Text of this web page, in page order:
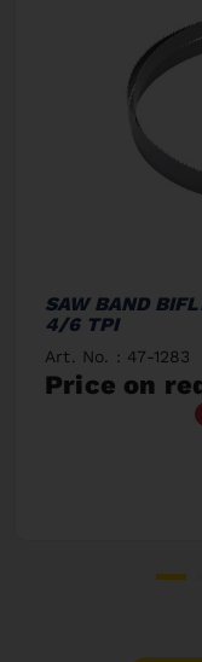
SAW BAND
4/6 TPI
Art. No. : 47-1283
Price on